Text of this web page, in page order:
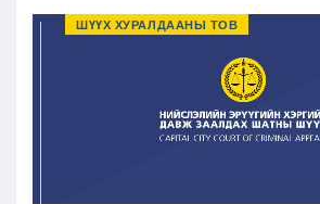
ШҮҮХ ХУРАЛДААНЫ ТОВ